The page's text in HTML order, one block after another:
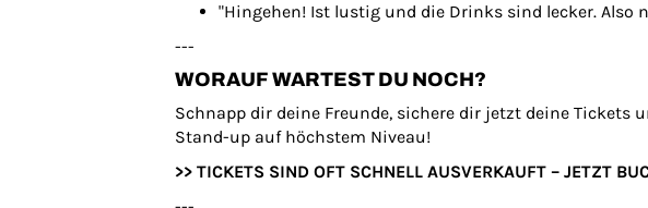
"Hingehen! Ist lustig und die Drinks sind lecker. Also
---
WORAUF WARTEST DU NOCH?
Schnapp dir deine Freunde, sichere dir jetzt deine Tickets
Stand-up auf höchstem Niveau!
>> TICKETS SIND OFT SCHNELL AUSVERKAUFT – JETZT